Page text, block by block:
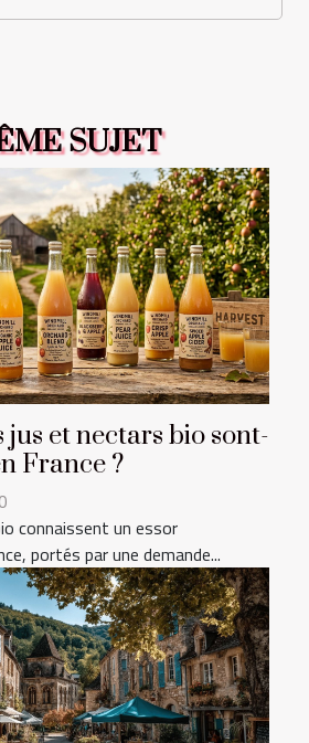
SUJET
jus et nectars bio sont-
France ?
connaissent un essor
portés par une demande...